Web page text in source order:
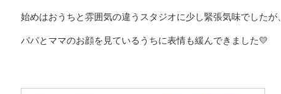
始めはおうちと雰囲気の違うスタジオに少し緊張気味でしたが、
パパとママのお顔を見ているうちに表情も緩んできました💛